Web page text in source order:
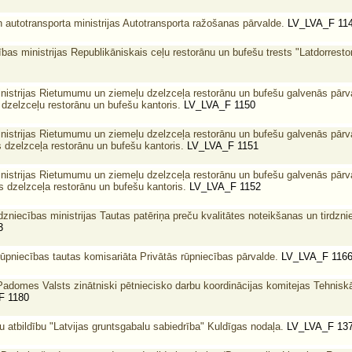
ministrijas Autotransporta ražošanas pārvalde. LV_LVA_F
ministrijas Republikāniskais ceļu restorānu un bufešu trests
Rietumumu un ziemeļu dzelzceļa restorānu un bufešu galvenās
restorānu un bufešu kantoris. LV_LVA_F 1150
Rietumumu un ziemeļu dzelzceļa restorānu un bufešu galvenās
restorānu un bufešu kantoris. LV_LVA_F 1151
Rietumumu un ziemeļu dzelzceļa restorānu un bufešu galvenās
dzelzceļa restorānu un bufešu kantoris. LV_LVA_F 1152
ministrijas Tautas patēriņa preču kvalitātes noteikšanas un
tautas komisariāta Privātās rūpniecības pārvalde. LV_LVA_F 1166
Valsts zinātniski pētniecisko darbu koordinācijas komitejas
1180
atbildību "Latvijas gruntsgabalu sabiedrība" Kuldīgas nodaļa. LV_LVA_F